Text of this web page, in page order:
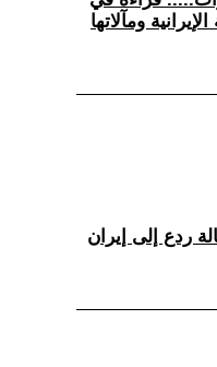
ومآلاتها